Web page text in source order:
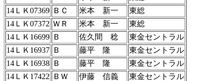
14ＬＫ07369 ＢＣ 米本 新一
東総
14ＬＫ07372 ＷＲ 米本 新一
東総
14ＬＫ16699 Ｂ 佐久間 稔
東金セントラル
14ＬＫ16937 Ｂ 藤平 隆
東金セントラル
14ＬＫ16938 Ｂ 藤平 隆
東金セントラル
14ＬＫ17422
ＢＷ 伊藤 信義
東金セントラル